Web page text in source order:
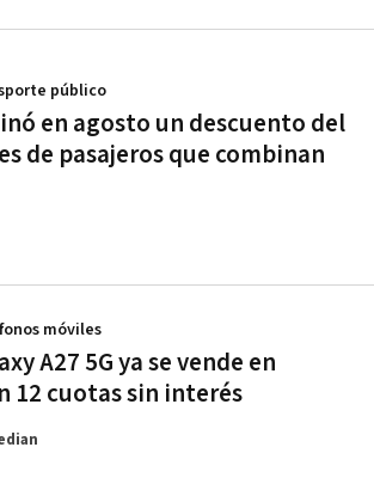
en agosto un descuento del
de pasajeros que combinan
público
A27 5G ya se vende en
12 cuotas sin interés
móviles